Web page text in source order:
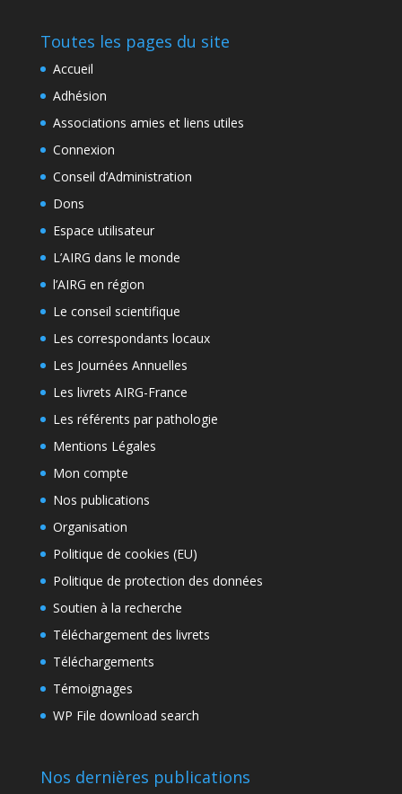
Toutes les pages du site
Accueil
Adhésion
Associations amies et liens utiles
Connexion
Conseil d’Administration
Dons
Espace utilisateur
L’AIRG dans le monde
l’AIRG en région
Le conseil scientifique
Les correspondants locaux
Les Journées Annuelles
Les livrets AIRG-France
Les référents par pathologie
Mentions Légales
Mon compte
Nos publications
Organisation
Politique de cookies (EU)
Politique de protection des données
Soutien à la recherche
Téléchargement des livrets
Téléchargements
Témoignages
WP File download search
Nos dernières publications